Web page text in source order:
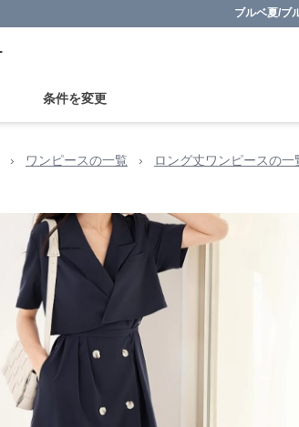
ブルベ夏/ブ
条件を変更
› ワンピースの一覧 › ロング丈ワンピースの一